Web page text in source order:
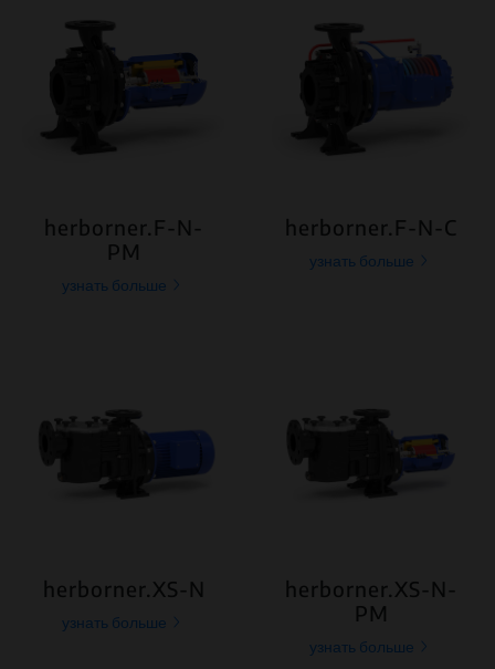
herborner.F-N-
PM
узнать больше
herborner.F-N-C
узнать больше
herborner.XS-N
узнать больше
herborner.XS-N-
PM
узнать больше